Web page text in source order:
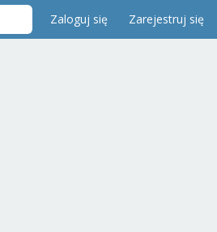
Zaloguj się Zarejestruj się